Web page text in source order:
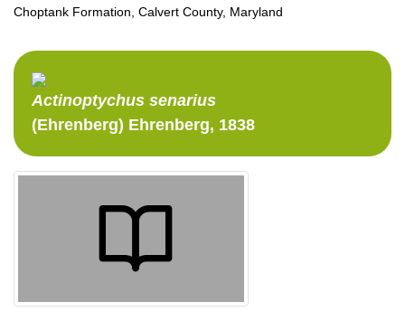
Choptank Formation, Calvert County, Maryland
Actinoptychus senarius
(Ehrenberg) Ehrenberg, 1838